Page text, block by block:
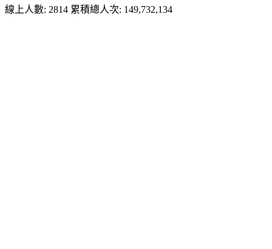
線上人數: 2814 累積總人次: 149,732,134